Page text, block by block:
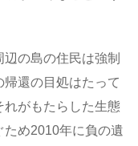
の島の住民は強制
還の目処はたって
れがもたらした生態
め2010年に負の遺